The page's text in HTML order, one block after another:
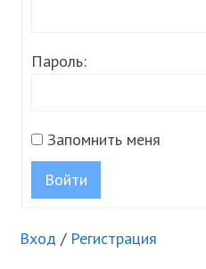
Пароль:
Запомнить меня
Войти
Вход / Регистрация